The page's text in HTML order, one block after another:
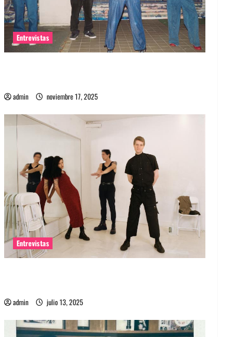
Entrevistas
admin noviembre 17, 2025
Entrevistas
admin julio 13, 2025